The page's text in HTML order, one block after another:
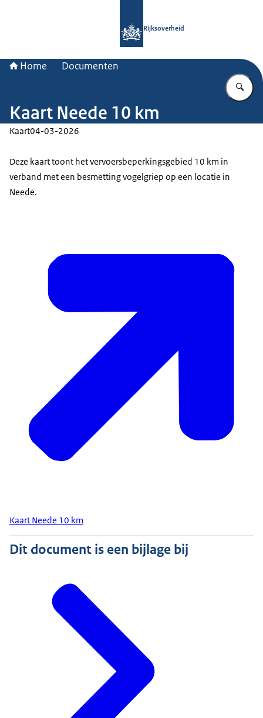
Rijksoverheid
Home Documenten
Kaart Neede 10 km
Kaart04-03-2026
Deze kaart toont het vervoersbeperkingsgebied 10 km in
verband met een besmetting vogelgriep op een locatie in
Neede.
Kaart Neede 10 km
Dit document is een bijlage bij